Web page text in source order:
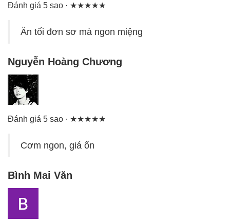
Đánh giá 5 sao · ★★★★★
Ăn tối đơn sơ mà ngon miệng
Nguyễn Hoàng Chương
Đánh giá 5 sao · ★★★★★
Cơm ngon, giá ổn
Bình Mai Văn